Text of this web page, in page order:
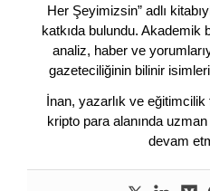
Her Şeyimizsin” adlı
katkıda bulundu. Akademik
analiz, haber ve
gazeteciliğinin bilinir
İnan, yazarlık ve
kripto para alanında
devam